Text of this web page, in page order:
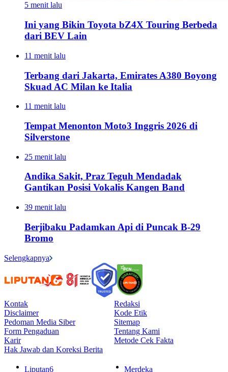
5 menit lalu
Ini yang Bikin Toyota bZ4X Touring Berbeda
dari BEV Lain
11 menit lalu
Terbang dari Jakarta, Emirates A380 Boyong
Skuad AC Milan ke Italia
11 menit lalu
Tempat Menonton Moto3 Inggris 2026 di
Silverstone
25 menit lalu
Andika Sakit, Praz Teguh Mendadak
Gantikan Posisi Vokalis Kangen Band
39 menit lalu
Berjibaku Padamkan Api di Puncak B-29
Bromo
Selengkapnya
Kontak
Redaksi
Disclaimer
Kode Etik
Pedoman Media Siber
Sitemap
Form Pengaduan
Tentang Kami
Karir
Metode Cek Fakta
Hak Jawab dan Koreksi Berita
Liputan6 Merdeka